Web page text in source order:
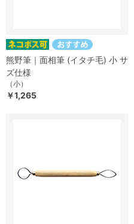
熊野筆｜面相筆 (イタチ毛) 小 サ
ズ仕様
（小）
￥1,265